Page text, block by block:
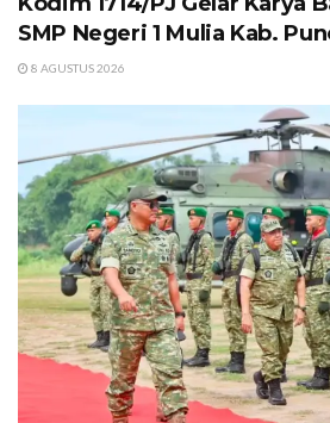
SMP Negeri 1 Mulia Kab.
8 AGUSTUS 2026